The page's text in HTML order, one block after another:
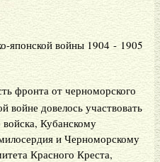
японской войны 1904 - 1905
фронта от черноморского
войне довелось участвовать
войска, Кубанскому
и Черноморскому
Красного Креста,